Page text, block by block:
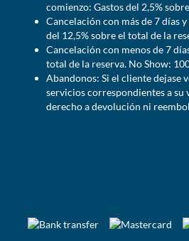
comienzo: Gastos del 2,5%
Cancelación con más de 7 días
del 12,5% sobre el total de la
Cancelación con menos de 7
total de la reserva. No Show:
Abandonos: Si el cliente dejase
servicios correspondientes a su
derecho a devolución ni